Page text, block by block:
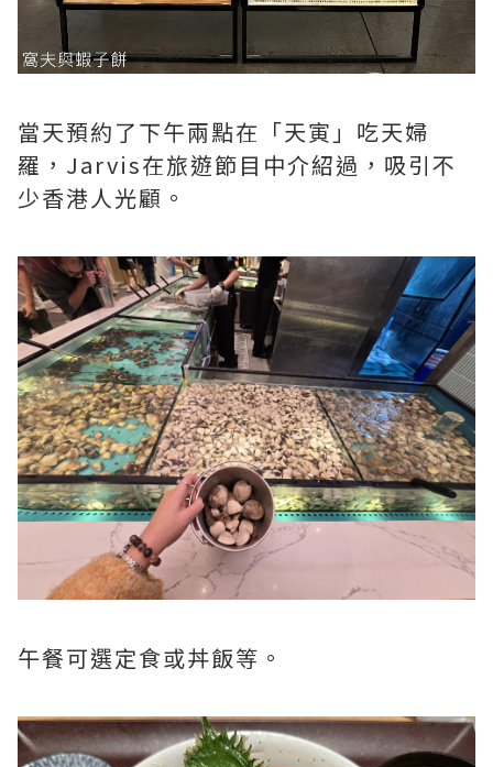
當天預約了下午兩點在「天寅」吃天婦
羅，Jarvis在旅遊節目中介紹過，吸引不
少香港人光顧。
午餐可選定食或丼飯等。